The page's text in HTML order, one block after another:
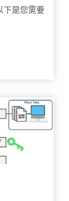
下是您需要